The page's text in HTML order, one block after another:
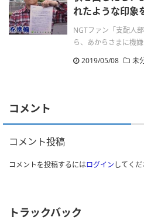
れたような印象
NGTファン「支配人
ら、あからさまに機
2019/05/08
未
コメント
コメント投稿
コメントを投稿するにはログインしてくだ
トラックバック